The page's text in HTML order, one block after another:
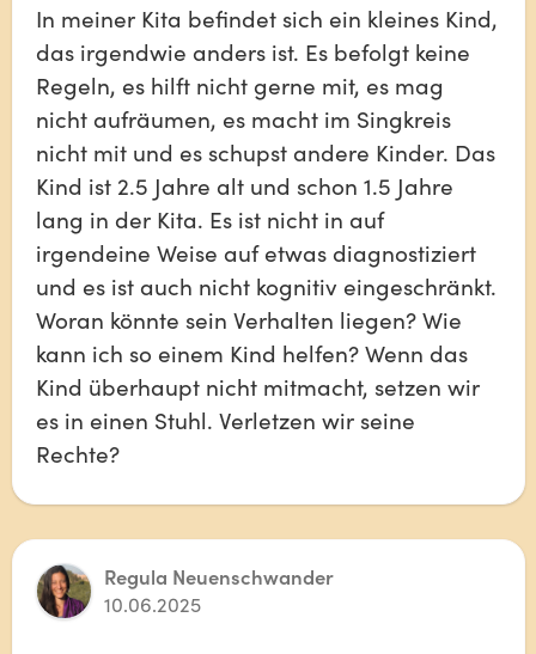
In meiner Kita befindet sich ein kleines Kind,
das irgendwie anders ist. Es befolgt keine
Regeln, es hilft nicht gerne mit, es mag
nicht aufräumen, es macht im Singkreis
nicht mit und es schupst andere Kinder. Das
Kind ist 2.5 Jahre alt und schon 1.5 Jahre
lang in der Kita. Es ist nicht in auf
irgendeine Weise auf etwas diagnostiziert
und es ist auch nicht kognitiv eingeschränkt.
Woran könnte sein Verhalten liegen? Wie
kann ich so einem Kind helfen? Wenn das
Kind überhaupt nicht mitmacht, setzen wir
es in einen Stuhl. Verletzen wir seine
Rechte?
Regula Neuenschwander
10.06.2025